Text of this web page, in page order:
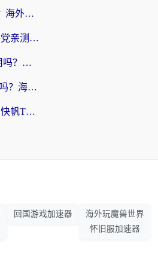
雷神手游和sixfast哪个好？海外党亲测3款回国加速器，教你选对不踩坑
穿梭和快喵好用吗？海外党亲测：小众加速器对比+番茄加速器深度体验
云极和Unblock Youku好用吗？海外党亲测+2026回国加速器避坑指南
ChickCN和海外回国好用吗？海外党2026亲测：从手游到影音，选对加速器的3个关键
海外党必看：雷神手游和快帆TV版好用吗？3步选对回国加速器不踩坑
回国游戏加速器
海外玩魔兽世界
怀旧服加速器